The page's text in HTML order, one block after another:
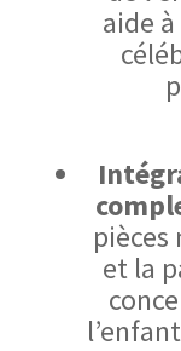
aide
pièces
et la